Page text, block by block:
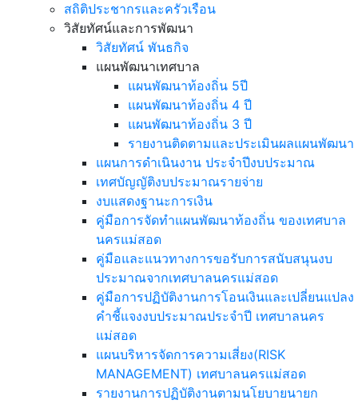
สถิติประชากรและครัวเรือน
วิสัยทัศน์และการพัฒนา
วิสัยทัศน์ พันธกิจ
แผนพัฒนาเทศบาล
แผนพัฒนาท้องถิ่น 5ปี
แผนพัฒนาท้องถิ่น 4 ปี
แผนพัฒนาท้องถิ่น 3 ปี
รายงานติดตามและประเมินผลแผนพัฒนา
แผนการดำเนินงาน ประจำปีงบประมาณ
เทศบัญญัติงบประมาณรายจ่าย
งบแสดงฐานะการเงิน
คู่มือการจัดทำแผนพัฒนาท้องถิ่น ของเทศบาล
นครแม่สอด
คู่มือและแนวทางการขอรับการสนับสนุนงบ
ประมาณจากเทศบาลนครแม่สอด
คู่มือการปฏิบัติงานการโอนเงินและเปลี่ยนแปลง
คำชี้แจงงบประมาณประจำปี เทศบาลนคร
แม่สอด
แผนบริหารจัดการความเสี่ยง(RISK
MANAGEMENT) เทศบาลนครแม่สอด
รายงานการปฏิบัติงานตามนโยบายนายก